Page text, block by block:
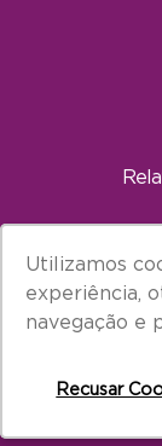
Utilizamos
experiência,
navegação e
Recusar
Utilizamos
experiência,
navegação e
Recusar
Todos os